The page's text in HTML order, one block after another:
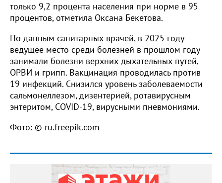
только 9,2 процента населения при норме в 95
процентов, отметила Оксана Бекетова.
По данным санитарных врачей, в 2025 году
ведущее место среди болезней в прошлом году
занимали болезни верхних дыхательных путей,
ОРВИ и грипп. Вакцинация проводилась против
19 инфекций. Снизился уровень заболеваемости
сальмонеллезом, дизентерией, ротавирусным
энтеритом, COVID-19, вирусными пневмониями.
Фото: © ru.freepik.com